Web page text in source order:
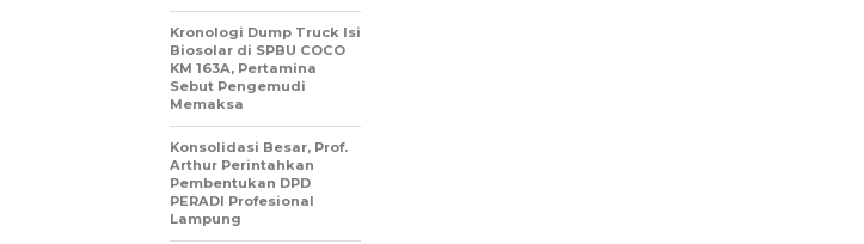
Kronologi Dump Truck Isi
Biosolar di SPBU COCO
KM 163A, Pertamina
Sebut Pengemudi
Memaksa
Konsolidasi Besar, Prof.
Arthur Perintahkan
Pembentukan DPD
PERADI Profesional
Lampung